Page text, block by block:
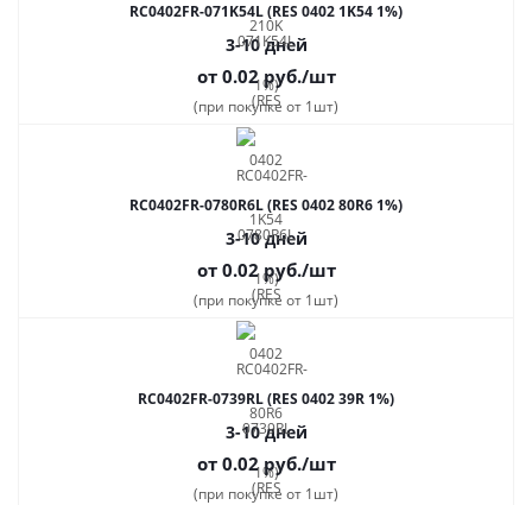
RC0402FR-071K54L (RES 0402 1K54 1%)
3-10 дней
от 0.02 руб./шт
(при покупке от 1шт)
RC0402FR-0780R6L (RES 0402 80R6 1%)
3-10 дней
от 0.02 руб./шт
(при покупке от 1шт)
RC0402FR-0739RL (RES 0402 39R 1%)
3-10 дней
от 0.02 руб./шт
(при покупке от 1шт)